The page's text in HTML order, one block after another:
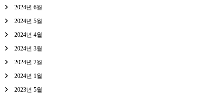
2024년 6월
2024년 5월
2024년 4월
2024년 3월
2024년 2월
2024년 1월
2023년 5월